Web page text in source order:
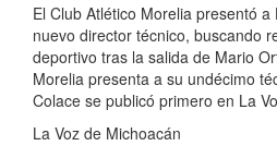
El Club Atlético Morelia presentó
nuevo director técnico, buscando
deportivo tras la salida de Mario
Morelia presenta a su undécimo
Colace se publicó primero en La
La Voz de Michoacán